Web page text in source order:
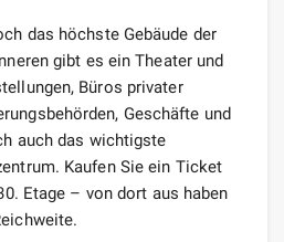
das höchste Gebäude der
gibt es ein Theater und
Büros privater
Geschäfte und
auch das wichtigste
Kaufen Sie ein Ticket
Etage – von dort aus haben